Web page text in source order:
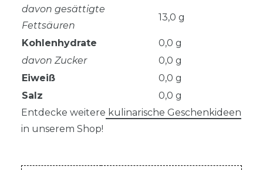
davon gesättigte
Fettsäuren
13,0 g
Kohlenhydrate
0,0 g
davon Zucker
0,0 g
Eiweiß
0,0 g
Salz
0,0 g
Entdecke weitere kulinarische Geschenkideen
in unserem Shop!